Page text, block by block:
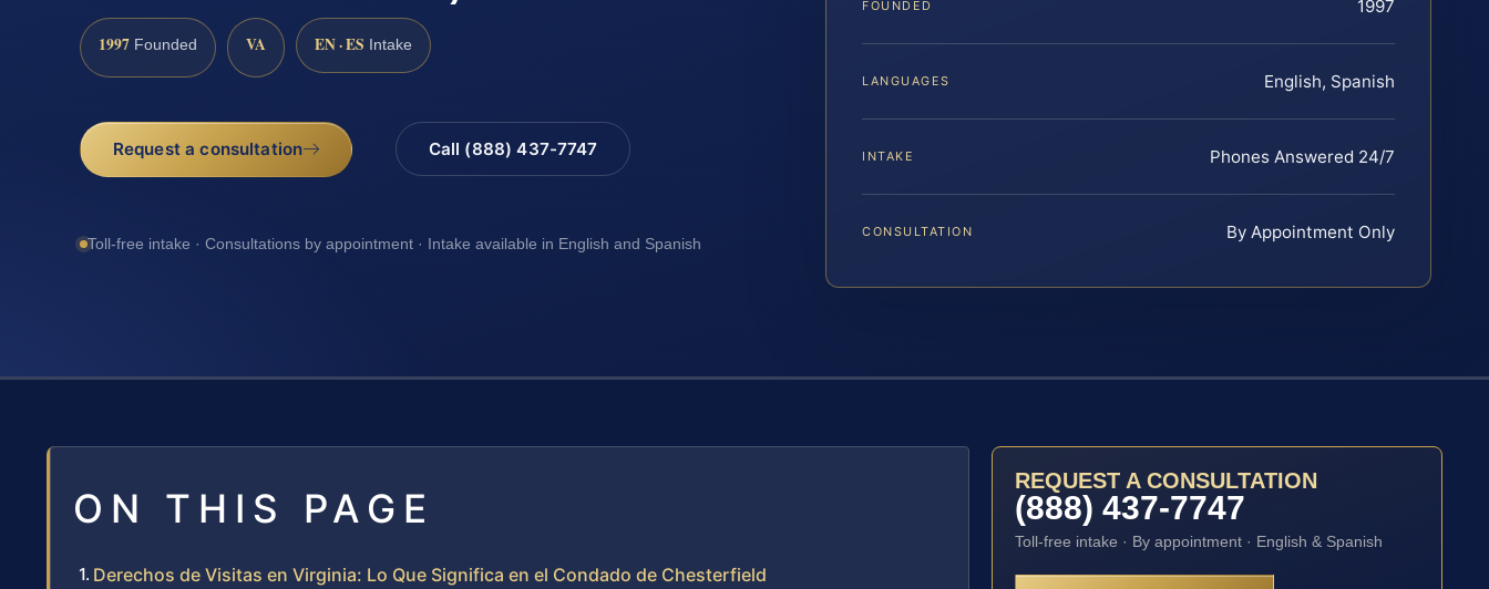
1997 Founded VA EN · ES Intake
Request a consultation Call (888) 437-7747
Toll-free intake · Consultations by appointment · Intake available in English and Spanish
FOUNDED 1997
LANGUAGES English, Spanish
INTAKE Phones Answered 24/7
CONSULTATION By Appointment Only
ON THIS PAGE
Derechos de Visitas en Virginia: Lo Que Significa en el Condado de Chesterfield
REQUEST A CONSULTATION
(888) 437-7747
Toll-free intake · By appointment · English & Spanish